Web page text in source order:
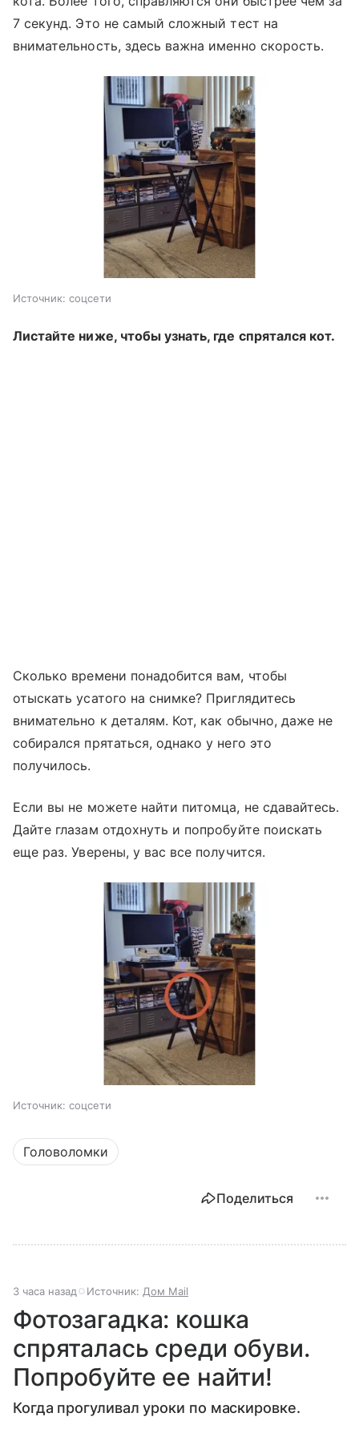
7 секунд. Это не самый сложный тест на
внимательность, здесь важна именно скорость.
Источник: соцсети
Листайте ниже, чтобы узнать, где спрятался кот.
Сколько времени понадобится вам, чтобы
отыскать усатого на снимке? Приглядитесь
внимательно к деталям. Кот, как обычно, даже не
собирался прятаться, однако у него это
получилось.
Если вы не можете найти питомца, не сдавайтесь.
Дайте глазам отдохнуть и попробуйте поискать
еще раз. Уверены, у вас все получится.
Источник: соцсети
Головоломки
Поделиться
3 часа назад Источник: Дом Mail
Фотозагадка: кошка
спряталась среди обуви.
Попробуйте ее найти!
Когда прогуливал уроки по маскировке.